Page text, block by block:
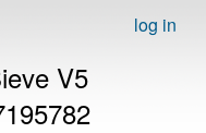
log in
V5